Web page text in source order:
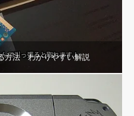
方法 わかりやすい解説